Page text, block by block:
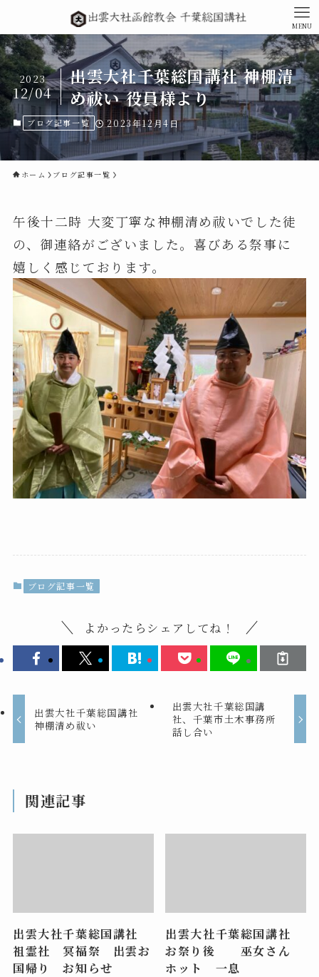
MENU
出雲大社千葉総国講社 神棚清
め祓い 役員様より
2023
12/04
ブログ記事一覧 2023年12月4日
ホーム ブログ記事一覧
午後十二時 大変丁寧な神棚清め祓いでした徒
の、御連絡がございました。喜びある祭事に
嬉しく感じております。
ブログ記事一覧
よかったらシェアしてね！
出雲大社千葉総国講社
神棚清め祓い
出雲大社千葉総国講
社、千葉市土木事務所
話し合い
関連記事
出雲大社千葉総国講社
祖霊社 冥福祭 出雲お
国帰り お知らせ
出雲大社千葉総国講社
お祭り後 巫女さん
ホット 一息